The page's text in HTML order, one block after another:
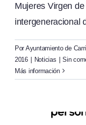
Mujeres Virgen
intergeneracional
Por Ayuntamiento de
2016
Noticias
Sin
Más información